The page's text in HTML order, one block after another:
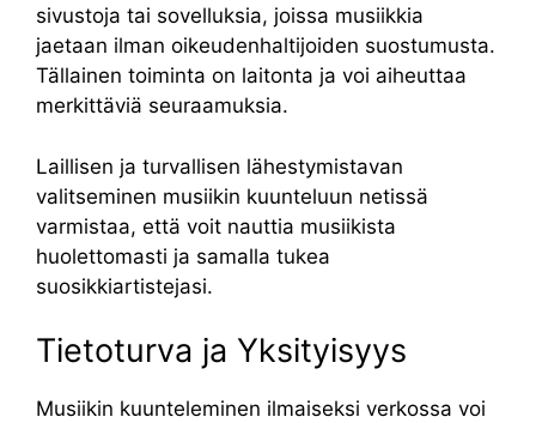
sivustoja tai sovelluksia, joissa musiikkia
jaetaan ilman oikeudenhaltijoiden suostumusta.
Tällainen toiminta on laitonta ja voi aiheuttaa
merkittäviä seuraamuksia.
Laillisen ja turvallisen lähestymistavan
valitseminen musiikin kuunteluun netissä
varmistaa, että voit nauttia musiikista
huolettomasti ja samalla tukea
suosikkiartistejasi.
Tietoturva ja Yksityisyys
Musiikin kuunteleminen ilmaiseksi verkossa voi